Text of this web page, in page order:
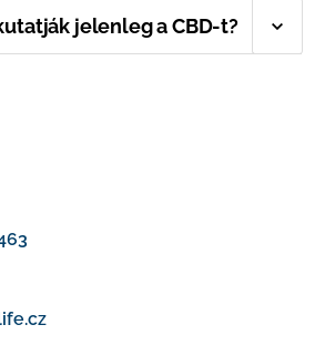
jelenleg a CBD-t?